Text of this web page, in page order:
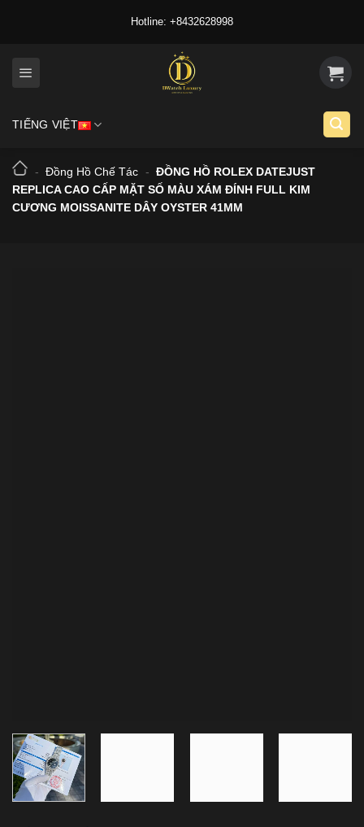
Hotline: +8432628998
TIẾNG VIỆT
- Đồng Hồ Chế Tác - ĐỒNG HỒ ROLEX DATEJUST
REPLICA CAO CẤP MẶT SỐ MÀU XÁM ĐÍNH FULL KIM
CƯƠNG MOISSANITE DÂY OYSTER 41MM